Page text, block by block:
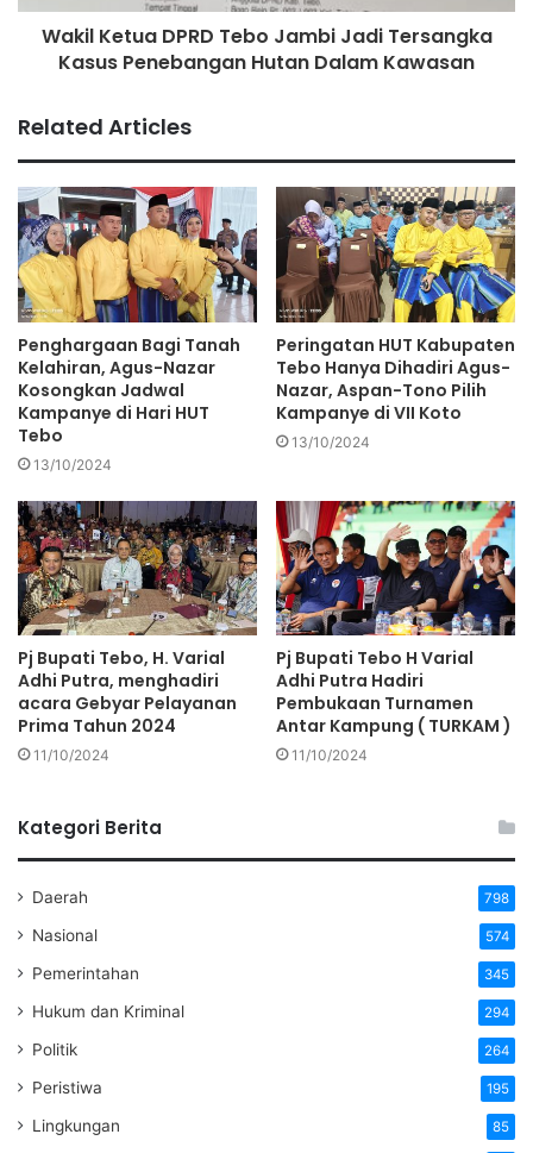
Wakil Ketua DPRD Tebo Jambi Jadi Tersangka
Kasus Penebangan Hutan Dalam Kawasan
Related Articles
Penghargaan Bagi Tanah
Kelahiran, Agus-Nazar
Kosongkan Jadwal
Kampanye di Hari HUT
Tebo
13/10/2024
Peringatan HUT Kabupaten
Tebo Hanya Dihadiri Agus-
Nazar, Aspan-Tono Pilih
Kampanye di VII Koto
13/10/2024
Pj Bupati Tebo, H. Varial
Adhi Putra, menghadiri
acara Gebyar Pelayanan
Prima Tahun 2024
11/10/2024
Pj Bupati Tebo H Varial
Adhi Putra Hadiri
Pembukaan Turnamen
Antar Kampung ( TURKAM )
11/10/2024
Kategori Berita
Daerah 798
Nasional 574
Pemerintahan 345
Hukum dan Kriminal 294
Politik 264
Peristiwa 195
Lingkungan 85